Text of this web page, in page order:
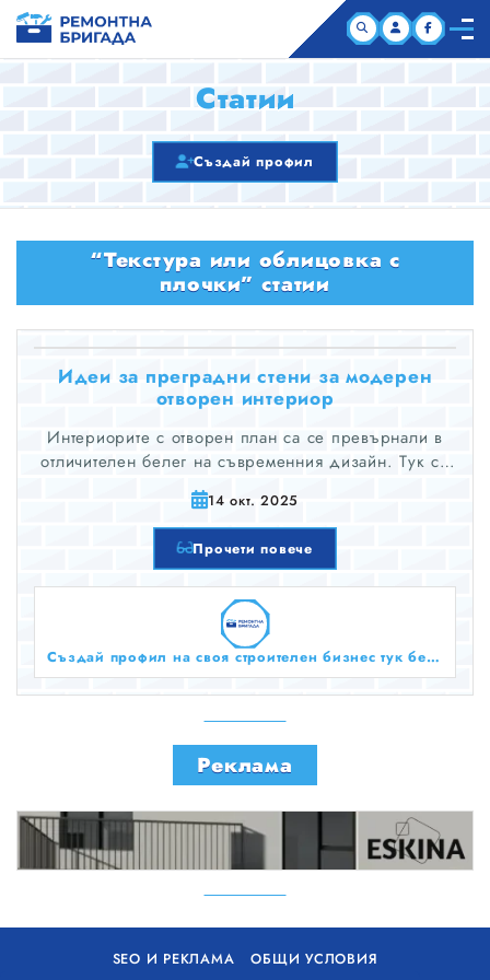
НАЧАЛО
КОМПАНИИ
ЗА НАС
Статии
Създай профил
“Текстура или облицовка с
плочки” статии
Идеи за преградни стени за модерен
отворен интериор
Интериорите с отворен план са се превърнали в
отличителен белег на съвременния дизайн. Тук се
намесват преградните стени.
14 окт. 2025
Прочети повече
Създай профил на своя строителен бизнес тук безплатно!
Реклама
SEO И РЕКЛАМА
ОБЩИ УСЛОВИЯ